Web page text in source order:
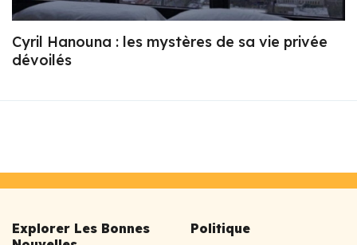
Cyril Hanouna : les mystères de sa vie privée
dévoilés
Explorer Les Bonnes
Politique